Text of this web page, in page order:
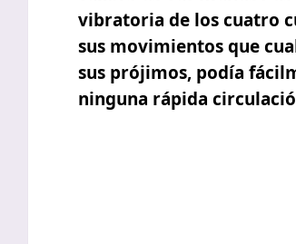
vibratoria de los cuatro
sus movimientos que
sus prójimos, podía
ninguna rápida